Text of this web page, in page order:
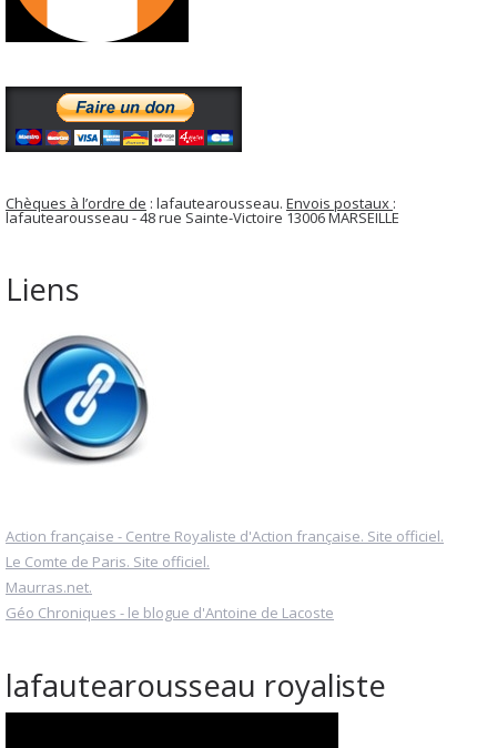
Chèques à l’ordre de : lafautearousseau. Envois postaux :
lafautearousseau - 48 rue Sainte-Victoire 13006 MARSEILLE
Liens
Action française - Centre Royaliste d'Action française. Site officiel.
Le Comte de Paris. Site officiel.
Maurras.net.
Géo Chroniques - le blogue d'Antoine de Lacoste
lafautearousseau royaliste